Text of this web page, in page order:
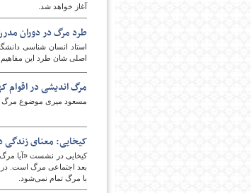
آغاز خواهد شد.
طرد مرگ در دوران
استاد انسان شناسی
اصلی شان طرد این
مرگ اندیشی در اقوام
مسعود میری موضوع مرگ
کیخایی: معنای زندگی
کیخایی در نشست «آیا مرگ
بعد اجتماعی مرگ است.
با مرگ تمام نمی‌شود.